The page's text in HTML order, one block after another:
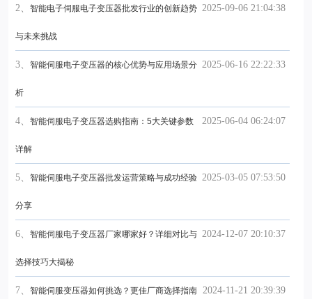
2025-09-06 21:04:38
2、 智能电子伺服电子变压器批发行业的创新趋势
与未来挑战
2025-06-16 22:22:33
3、 智能伺服电子变压器的核心优势与应用场景分
析
2025-06-04 06:24:07
4、 智能伺服电子变压器选购指南：5大关键参数
详解
2025-03-05 07:53:50
5、 智能伺服电子变压器批发运营策略与成功经验
分享
2024-12-07 20:10:37
6、 智能伺服电子变压器厂家哪家好？详细对比与
选择技巧大揭秘
2024-11-21 20:39:39
7、 智能伺服变压器如何挑选？更佳厂商选择指南